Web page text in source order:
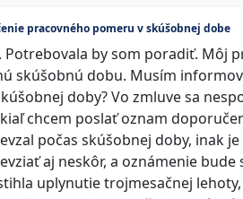
pracovného pomeru v skúšobnej dobe
Potrebovala by som poradiť. Môj
skúšobnú dobu. Musím
doby? Vo zmluve sa
chcem poslať oznam
počas skúšobnej doby, inak
aj neskôr, a oznámenie
uplynutie trojmesačnej